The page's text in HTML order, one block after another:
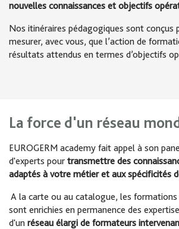
nouvelles connaissances et objectifs
Nos itinéraires pédagogiques sont conçus
mesurer, avec vous, que l’action de
résultats attendus en termes d’objectifs
La force d'un réseau
EUROGERM academy fait appel à son
d'experts pour transmettre des
adaptés à votre métier et aux spécificités
A la carte ou au catalogue, les
sont enrichies en permanence des
d'un réseau élargi de formateurs